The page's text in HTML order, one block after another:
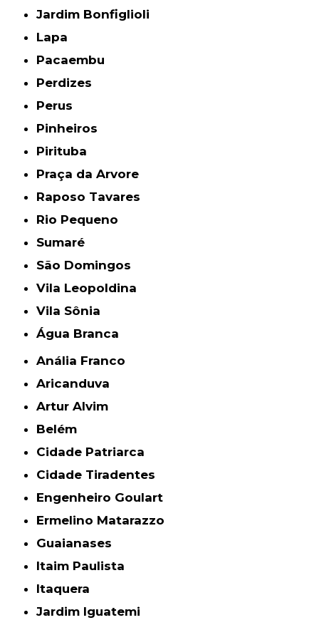
Jardim Bonfiglioli
Lapa
Pacaembu
Perdizes
Perus
Pinheiros
Pirituba
Praça da Arvore
Raposo Tavares
Rio Pequeno
Sumaré
São Domingos
Vila Leopoldina
Vila Sônia
Água Branca
Anália Franco
Aricanduva
Artur Alvim
Belém
Cidade Patriarca
Cidade Tiradentes
Engenheiro Goulart
Ermelino Matarazzo
Guaianases
Itaim Paulista
Itaquera
Jardim Iguatemi